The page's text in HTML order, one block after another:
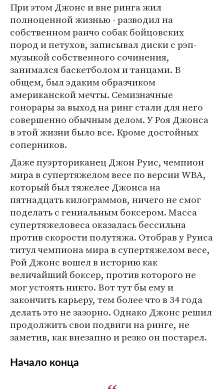
При этом Джонс и вне ринга жил
полноценной жизнью - разводил на
собственном ранчо собак бойцовских
пород и петухов, записывал диски с рэп-
музыкой собственного сочинения,
занимался баскетболом и танцами. В
общем, был эдаким образчиком
американской мечты. Семизначные
гонорары за выход на ринг стали для него
совершенно обычным делом. У Роя Джонса
в этой жизни было все. Кроме достойных
соперников.
Даже пуэрториканец Джон Руис, чемпион
мира в супертяжелом весе по версии WBA,
который был тяжелее Джонса на
пятнадцать килограммов, ничего не смог
поделать с гениальным боксером. Масса
супертяжеловеса оказалась бессильна
против скорости полутяжа. Отобрав у Руиса
титул чемпиона мира в супертяжелом весе,
Рой Джонс вошел в историю как
величайший боксер, против которого не
мог устоять никто. Вот тут бы ему и
закончить карьеру, тем более что в 34 года
делать это не зазорно. Однако Джонс решил
продолжить свои подвиги на ринге, не
заметив, как внезапно и резко он постарел.
Начало конца